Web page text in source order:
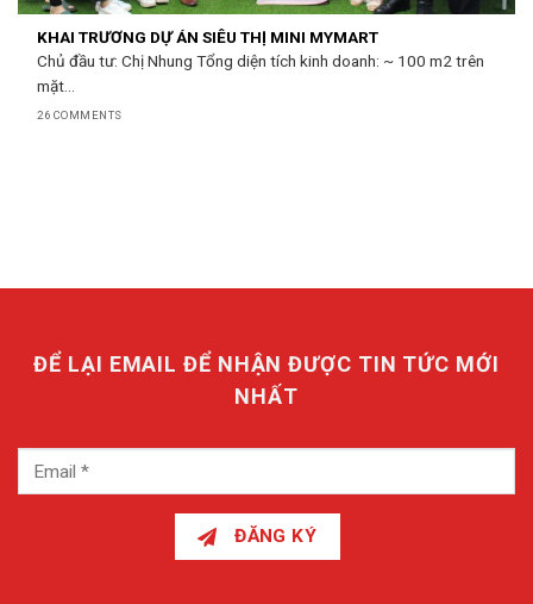
KHAI TRƯƠNG DỰ ÁN SIÊU THỊ MINI MYMART
Chủ đầu tư: Chị Nhung Tổng diện tích kinh doanh: ~ 100 m2 trên
mặt...
26 COMMENTS
ĐỂ LẠI EMAIL ĐỂ NHẬN ĐƯỢC TIN TỨC MỚI
NHẤT
ĐĂNG KÝ